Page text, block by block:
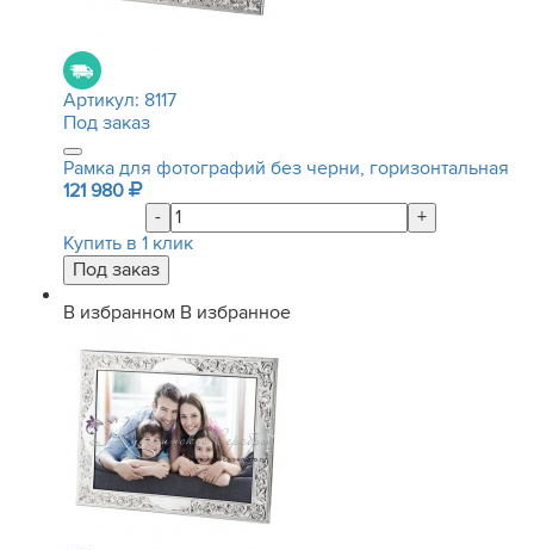
Артикул: 8117
Под заказ
Рамка для фотографий без черни, горизонтальная
121 980
-
+
Купить в 1 клик
В избранном В избранное